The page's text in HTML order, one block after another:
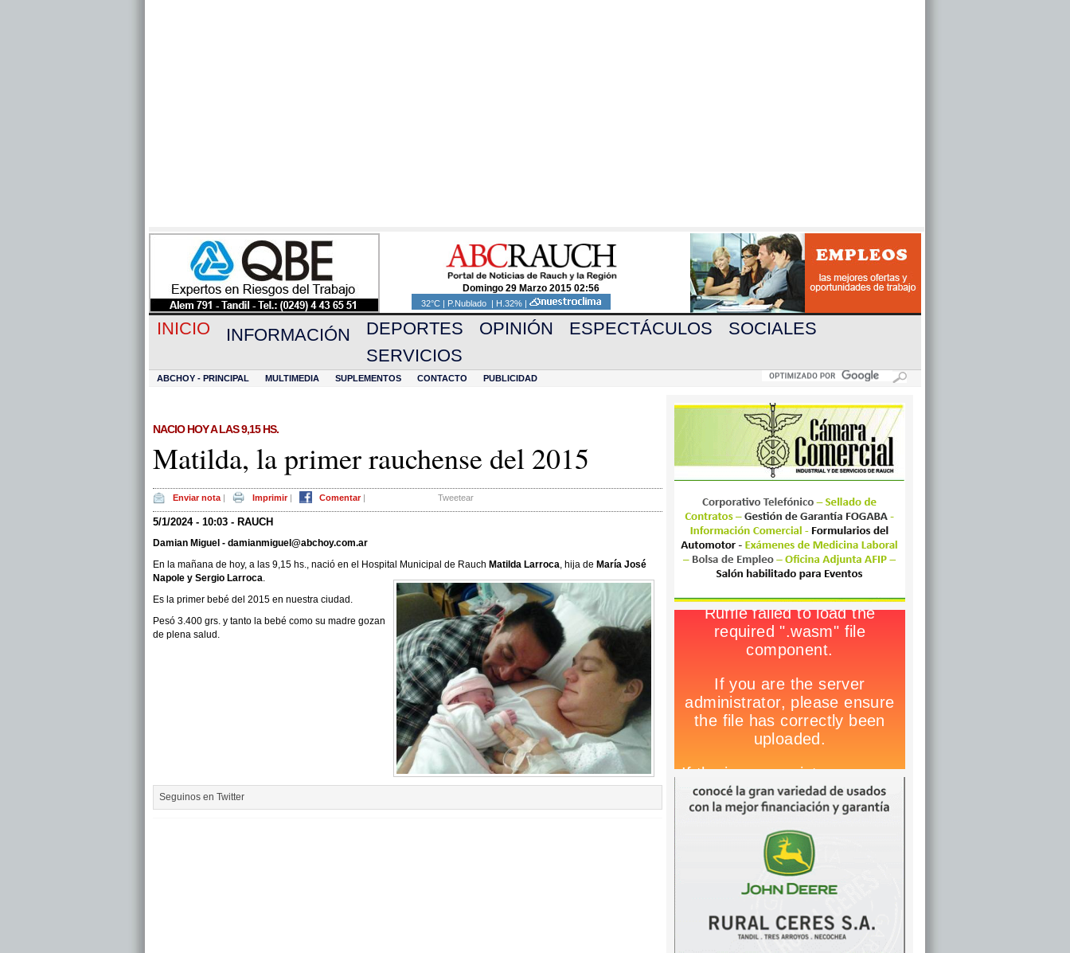
Domingo 29 Marzo 2015 02:56
32°C | P.Nublado | H.32% |
INICIO INFORMACIÓN DEPORTES OPINIÓN ESPECTÁCULOS
SOCIALES
SERVICIOS
ABCHOY - PRINCIPAL MULTIMEDIA SUPLEMENTOS CONTACTO PUBLICIDAD
NACIO HOY A LAS 9,15 HS.
Matilda, la primer rauchense del 2015
Enviar nota | Imprimir| Comentar| Tweetear
5/1/2024 - 10:03 - RAUCH
Damian Miguel - damianmiguel@abchoy.com.ar
En la mañana de hoy, a las 9,15 hs., nació en el Hospital Municipal de Rauch Matilda Larroca, hija de María José
Napole y Sergio Larroca.
Es la primer bebé del 2015 en nuestra ciudad.
Pesó 3.400 grs. y tanto la bebé como su madre gozan
de plena salud.
Seguinos en Twitter